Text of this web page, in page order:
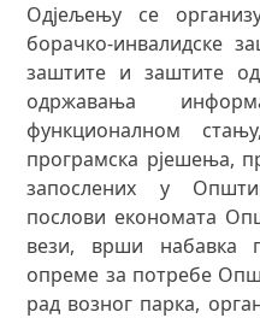
Одјељењу се
борачко-инвалидске
заштите и заштите
одржавања
функционалном
програмска рјешења,
запослених у
послови економата
вези, врши набавка
опреме за потребе
рад возног парка,